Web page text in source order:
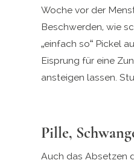
Woche vor der
Beschwerden, wie
„einfach so“ Pickel
Eisprung für eine
ansteigen lassen.
Pille,
Auch das Absetzen